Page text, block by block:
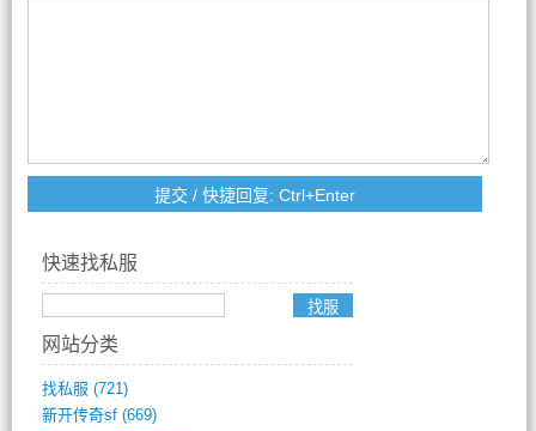
快速找私服
网站分类
找私服 (721)
新开传奇sf(669)